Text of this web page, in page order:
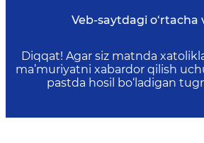
Veb-saytdagi o‘rtacha
Diqqat! Agar siz matnda
ma’muriyatni xabardor qilish
pastda hosil bo‘ladigan